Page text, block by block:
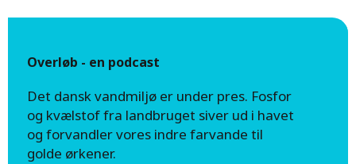
Overløb - en podcast
Det dansk vandmiljø er under pres. Fosfor
og kvælstof fra landbruget siver ud i havet
og forvandler vores indre farvande til
golde ørkener.